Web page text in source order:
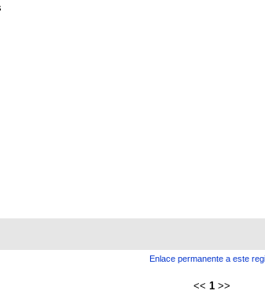
Enlace permanente a este
<< 1 >>